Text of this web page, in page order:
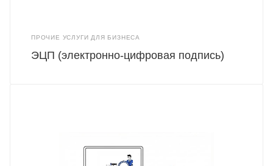
ПРОЧИЕ УСЛУГИ ДЛЯ БИЗНЕСА
ЭЦП (электронно-цифровая подпись)